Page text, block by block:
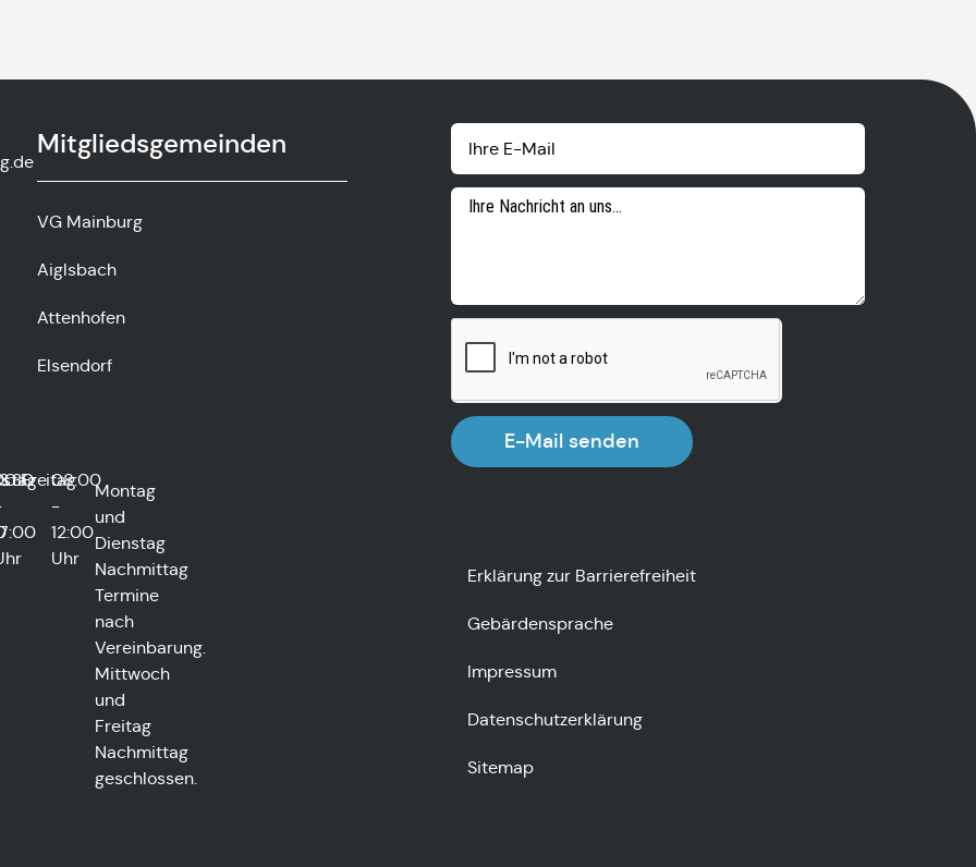
Mitgliedsgemeinden
VG Mainburg
Aiglsbach
Attenhofen
Elsendorf
E-Mail senden
Freitag08:00
-
12:00
Uhr
Montag
und
Dienstag
Nachmittag
Termine
nach
Vereinbarung.
Mittwoch
und
Freitag
Nachmittag
geschlossen.
Erklärung zur Barrierefreiheit
Gebärdensprache
Impressum
Datenschutzerklärung
Sitemap